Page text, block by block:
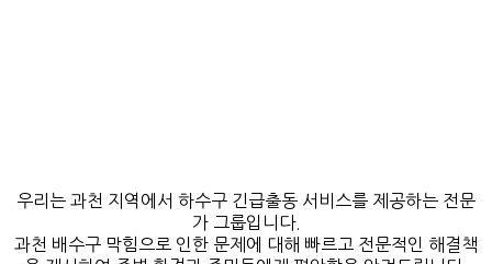
우리는 과천 지역에서 하수구 긴급출동 서비스를 제공하는 전문
가 그룹입니다.
과천 배수구 막힘으로 인한 문제에 대해 빠르고 전문적인 해결책